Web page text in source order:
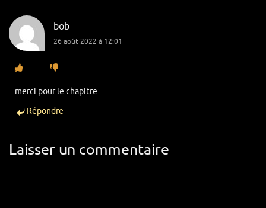
bob
26 août 2022 à 12:01
merci pour le chapitre
Répondre
Laisser un commentaire